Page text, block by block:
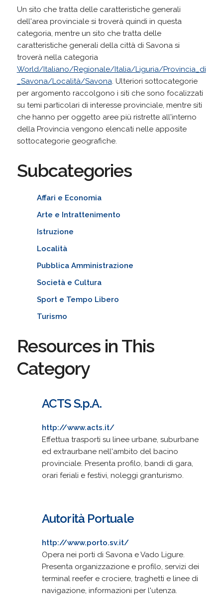
Un sito che tratta delle caratteristiche generali
dell'area provinciale si troverà quindi in questa
categoria, mentre un sito che tratta delle
caratteristiche generali della città di Savona si
troverà nella categoria
World/Italiano/Regionale/Italia/Liguria/Provincia_di
_Savona/Località/Savona. Ulteriori sottocategorie
per argomento raccolgono i siti che sono focalizzati
su temi particolari di interesse provinciale, mentre siti
che hanno per oggetto aree più ristrette all'interno
della Provincia vengono elencati nelle apposite
sottocategorie geografiche.
Subcategories
Affari e Economia
Arte e Intrattenimento
Istruzione
Località
Pubblica Amministrazione
Società e Cultura
Sport e Tempo Libero
Turismo
Resources in This
Category
ACTS S.p.A.
http://www.acts.it/
Effettua trasporti su linee urbane, suburbane
ed extraurbane nell'ambito del bacino
provinciale. Presenta profilo, bandi di gara,
orari feriali e festivi, noleggi granturismo.
Autorità Portuale
http://www.porto.sv.it/
Opera nei porti di Savona e Vado Ligure.
Presenta organizzazione e profilo, servizi dei
terminal reefer e crociere, traghetti e linee di
navigazione, informazioni per l'utenza.